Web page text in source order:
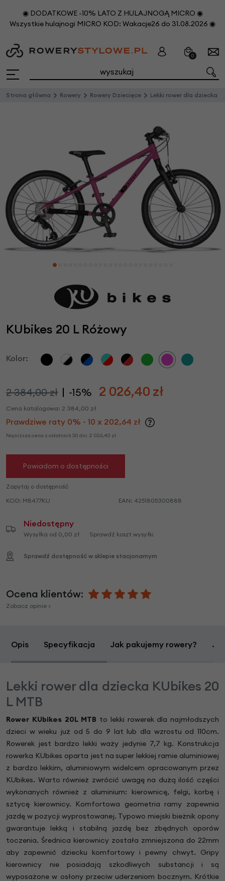
◉ DODATKOWE -10% LATO Z HULAJNOGĄ MICRO ◉
Wszystkie hulajnogi MICRO KOD: Wakacje26 do 31.08.2026 ◉
0
Strona główna Rowery Rowery Dziecięce Lekki rower dla dziecka KUbikes 20 L MTB Różowy
KUbikes 20 L Różowy
Kolor:
2 384,00 zł -15% 2 026,40 zł
Cena katalogowa: 2 384,00 zł
Prawdziwe raty 0% - 10 x 202,64 zł
Najniższa cena z ostatnich 30 dni: 2 026,40 zł
Powiadom o dostępności
Zapytaj o dostępność
KOD: M8477KU EAN: 4251805300888
Niedostępny
Wysyłka od 0,00 zł Sprawdź koszt wysyłki
Sprawdź dostępność w sklepie stacjonarnym
Ocena klientów:
Zobacz opinie >
Opis Specyfikacja Jak pakujemy rowery?
Lekki rower dla dziecka KUbikes 20
L MTB
Rower KUbikes 20L MTB to lekki rowerek dla najmłodszych
dzieci w wieku już od 5 do 9 lat lub dla wzrostu od 110cm.
Rowerek jest bardzo lekki waży jedynie 7,7 kg. Konstrukcja
rowerka KUbikes oparta jest na super lekkiej ramie aluminiowej
z bardzo lekkim, aluminiowym widelcem opracowanym przez
KUbikes. Warto również zwrócić uwagę na dużą ilość części
wykonanych również z aluminium: kierownicę, felgi, korbę i
sztycę kierownicy. Komfortowa geometria ramy zapewnia
jazdę w pozycji wyprostowanej. Typowo miejski bieżnik opony
gwarantuje lekką i stabilną jazdę bez zbędnych oporów
toczenia. Średnica kierownicy została zmniejszona do 22mm
aby zapewnić dziecku komfortowy i pewny chwyt. Gripy
kierownicy nie posiadają szkodliwych substancji i są
wyposażone w osłony przeciw uderzeniom bocznym. Krótkie